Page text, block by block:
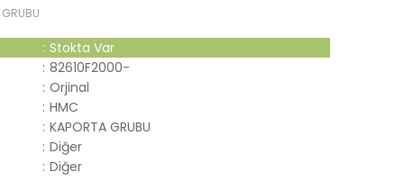
: Stokta Var
: 82610F2000-
: Orjinal
: HMC
: KAPORTA GRUBU
: Diğer
: Diğer